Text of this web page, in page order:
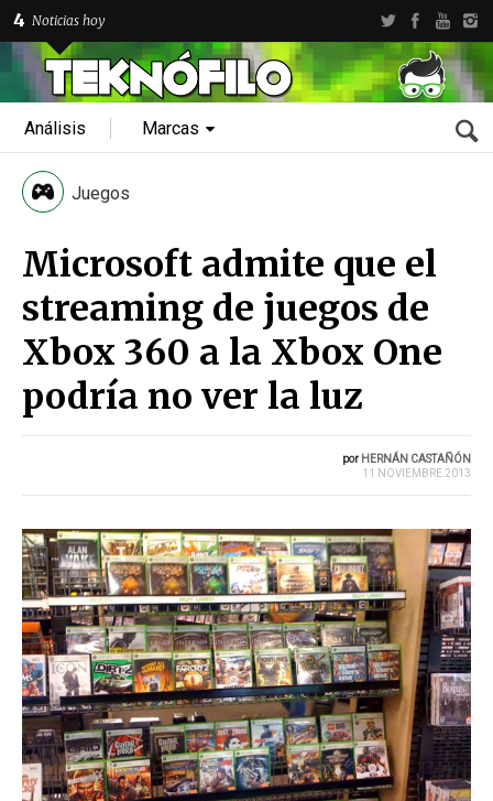
4 Noticias hoy
Análisis Marcas
Juegos
Microsoft admite que el
streaming de juegos de
Xbox 360 a la Xbox One
podría no ver la luz
por HERNÁN CASTAÑÓN
11 NOVIEMBRE 2013